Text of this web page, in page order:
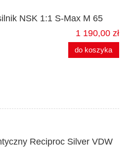
NSK 1:1 S-Max M 65
1 190,00 zł
do koszyka
Reciproc Silver VDW